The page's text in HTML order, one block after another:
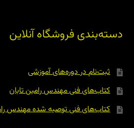
دسته‌بندی فروشگاه آنلاین
ثبت‌نام در دوره‌های آموزشی
کتاب‌های فنی مهندس رامین تابان
کتاب‌های فنی توصیه شده مهندس